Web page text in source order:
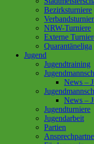
Bezirksturniere
NRW-Turniere
Externe
Quarantäneliga
Jugend
Jugendtraining
News –
News –
Jugendturniere
Jugendarbeit
Partien